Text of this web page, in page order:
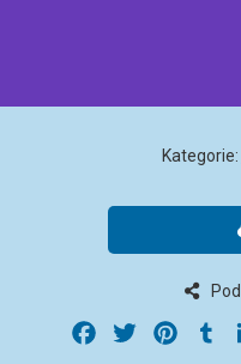
Kategorie:
Facebook
Twitter